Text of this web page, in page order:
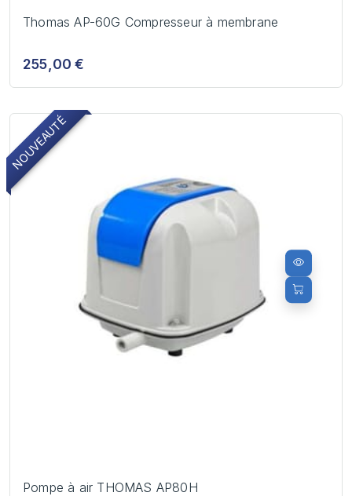
Thomas AP-60G Compresseur à membrane
255,00 €
NOUVEAUTÉ
Pompe à air THOMAS AP80H